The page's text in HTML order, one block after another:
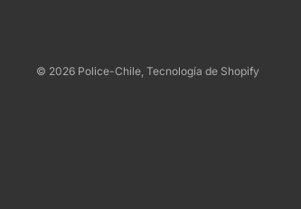
© 2026 Police-Chile, Tecnología de Shopify